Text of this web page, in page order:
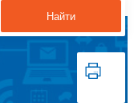
Найти